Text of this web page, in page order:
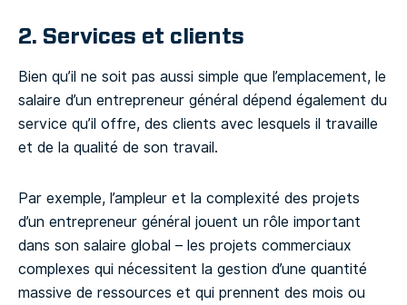
2. Services et clients
Bien qu’il ne soit pas aussi simple que l’emplacement, le
salaire d’un entrepreneur général dépend également du
service qu’il offre, des clients avec lesquels il travaille
et de la qualité de son travail.
Par exemple, l’ampleur et la complexité des projets
d’un entrepreneur général jouent un rôle important
dans son salaire global – les projets commerciaux
complexes qui nécessitent la gestion d’une quantité
massive de ressources et qui prennent des mois ou